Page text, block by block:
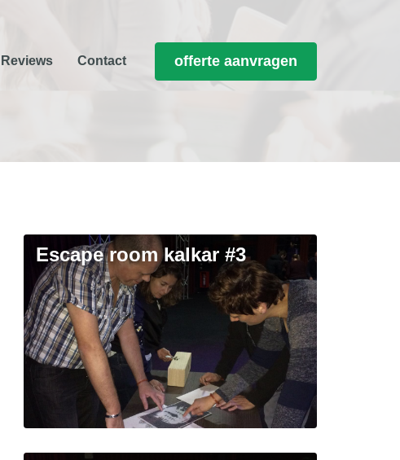
Reviews Contact offerte aanvragen
escape room kalkar #3